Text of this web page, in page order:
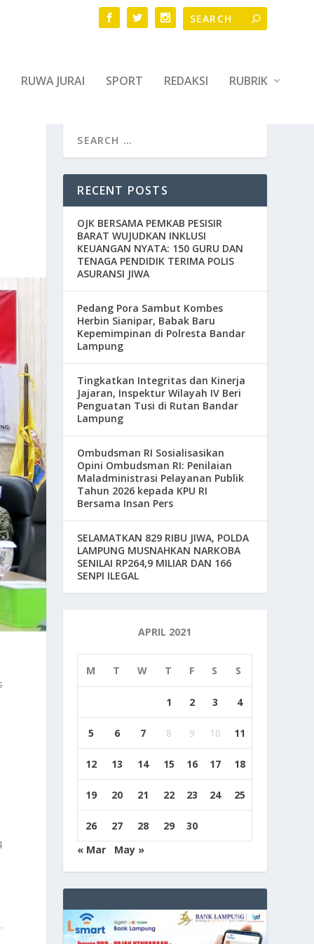
RUWA JURAI SPORT REDAKSI RUBRIK
RECENT POSTS
OJK BERSAMA PEMKAB PESISIR
BARAT WUJUDKAN INKLUSI
KEUANGAN NYATA: 150 GURU DAN
TENAGA PENDIDIK TERIMA POLIS
ASURANSI JIWA
Pedang Pora Sambut Kombes
Herbin Sianipar, Babak Baru
Kepemimpinan di Polresta Bandar
Lampung
Tingkatkan Integritas dan Kinerja
Jajaran, Inspektur Wilayah IV Beri
Penguatan Tusi di Rutan Bandar
Lampung
Ombudsman RI Sosialisasikan
Opini Ombudsman RI: Penilaian
Maladministrasi Pelayanan Publik
Tahun 2026 kepada KPU RI
Bersama Insan Pers
SELAMATKAN 829 RIBU JIWA, POLDA
LAMPUNG MUSNAHKAN NARKOBA
SENILAI RP264,9 MILIAR DAN 166
SENPI ILEGAL
APRIL 2021
M T W T F S S
1 2 3 4
5 6 7 8 9 10 11
12 13 14 15 16 17 18
19 20 21 22 23 24 25
26 27 28 29
30
« Mar
May »